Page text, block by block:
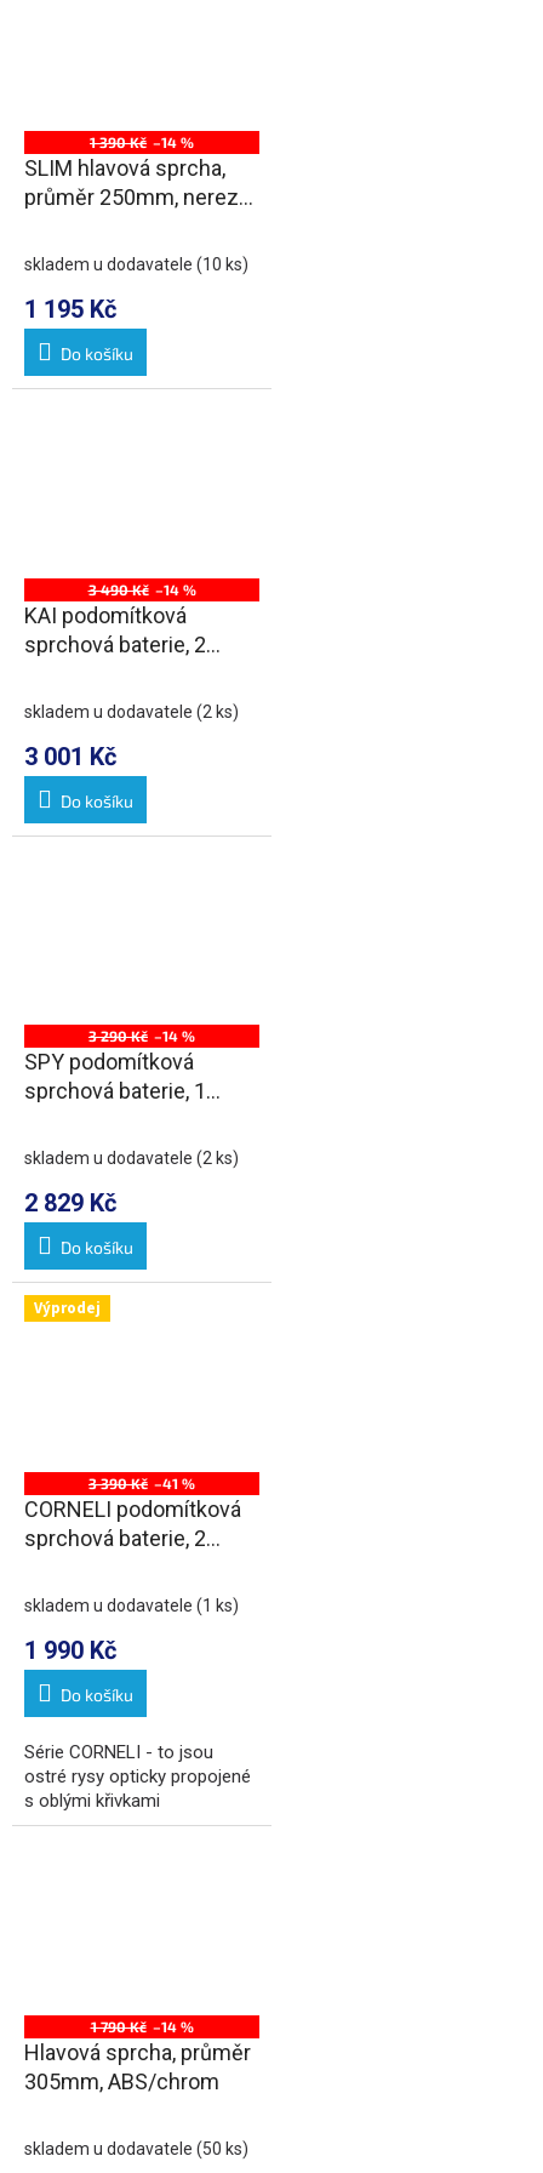
1 390 Kč –14 %
SLIM hlavová sprcha,
průměr 250mm, nerez
skladem u dodavatele (10 ks)
1 195 Kč
Do košíku
3 490 Kč –14 %
KAI podomítková
sprchová baterie, 2
skladem u dodavatele (2 ks)
3 001 Kč
Do košíku
3 290 Kč –14 %
SPY podomítková
sprchová baterie, 1
skladem u dodavatele (2 ks)
2 829 Kč
Do košíku
Výprodej
3 390 Kč –41 %
CORNELI podomítková
sprchová baterie, 2
přepínač, chrom
skladem u dodavatele (1 ks)
1 990 Kč
Do košíku
Série CORNELI - to jsou
ostré rysy opticky propojené
s oblými křivkami
1 790 Kč –14 %
Hlavová sprcha, průměr
305mm, ABS/chrom
skladem u dodavatele (50 ks)